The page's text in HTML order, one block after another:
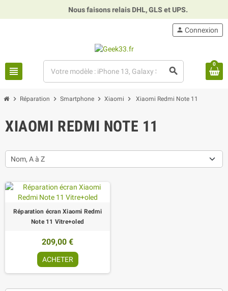
Nous faisons relais DHL, GLS et UPS.
view_headline search
person Connexion
0
chevron_right Réparation chevron_right Smartphone chevron_right Xiaomi chevron_right Xiaomi Redmi Note 11
XIAOMI REDMI NOTE 11
Nom, A à Z
Réparation écran Xiaomi Redmi
Note 11 Vitre+oled
209,00 €
ACHETER